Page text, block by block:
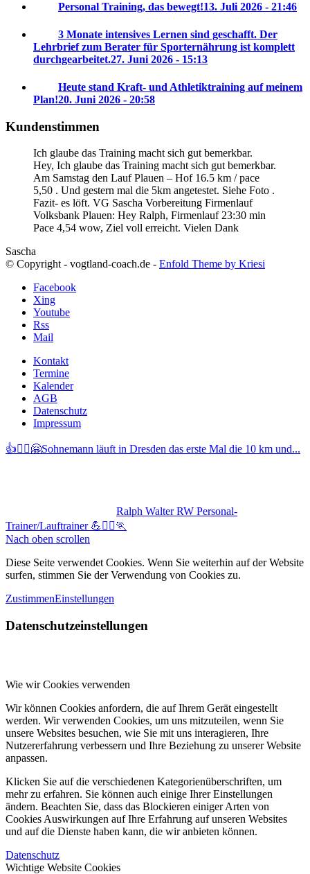
Personal Training, das bewegt!13. Juli 2026 - 21:46
3 Monate intensives Lernen sind geschafft. Der
Lehrbrief zum Berater für Sporternährung ist komplett
durchgearbeitet.27. Juni 2026 - 15:13
Heute stand Kraft- und Athletiktraining auf meinem
Plan!20. Juni 2026 - 20:58
Kundenstimmen
Ich glaube das Training macht sich gut bemerkbar.
Hey, Ich glaube das Training macht sich gut bemerkbar.
Am Samstag den Lauf Plauen – Hof 16.5 km / pace
5,50 . Und gestern mal die 5km angetestet. Siehe Foto .
Fazit- es löft. VG Sascha Vorbereitung Firmenlauf
Volksbank Plauen: Hey Ralph, Firmenlauf 23:30 min
Pace 4,54 wow, Ziel voll erreicht. Vielen Dank
Sascha
© Copyright - vogtland-coach.de - Enfold Theme by Kriesi
Facebook
Xing
Youtube
Rss
Mail
Kontakt
Termine
Kalender
AGB
Datenschutz
Impressum
👍🏃‍♂️🤗Sohnemann läuft in Dresden das erste Mal die 10 km und...
Ralph Walter RW Personal-
Trainer/Lauftrainer 💪🏃‍♀️🏃‍
Nach oben scrollen
Diese Seite verwendet Cookies. Wenn Sie weiterhin auf der Website
surfen, stimmen Sie der Verwendung von Cookies zu.
ZustimmenEinstellungen
Datenschutzeinstellungen
Wie wir Cookies verwenden
Wir können Cookies anfordern, die auf Ihrem Gerät eingestellt
werden. Wir verwenden Cookies, um uns mitzuteilen, wenn Sie
unsere Websites besuchen, wie Sie mit uns interagieren, Ihre
Nutzererfahrung verbessern und Ihre Beziehung zu unserer Website
anpassen.
Klicken Sie auf die verschiedenen Kategorienüberschriften, um
mehr zu erfahren. Sie können auch einige Ihrer Einstellungen
ändern. Beachten Sie, dass das Blockieren einiger Arten von
Cookies Auswirkungen auf Ihre Erfahrung auf unseren Websites
und auf die Dienste haben kann, die wir anbieten können.
Datenschutz
Wichtige Website Cookies